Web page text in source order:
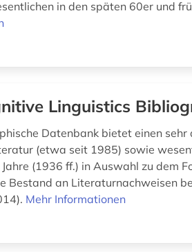
in den späten 60er und
Linguistics
Datenbank bietet einen
(etwa seit 1985) sowie
(1936 ff.) in Auswahl zu dem
Bestand an Literaturnachweisen
Mehr Informationen